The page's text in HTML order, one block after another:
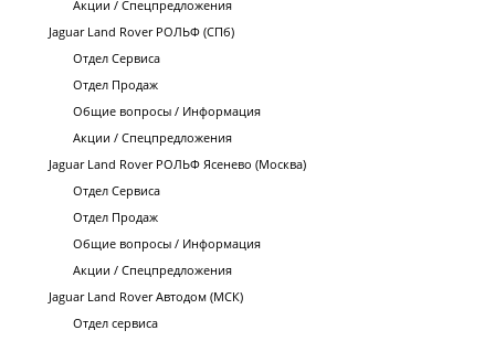
Акции / Спецпредложения
Jaguar Land Rover РОЛЬФ (СПб)
Отдел Сервиса
Отдел Продаж
Общие вопросы / Информация
Акции / Спецпредложения
Jaguar Land Rover РОЛЬФ Ясенево (Москва)
Отдел Сервиса
Отдел Продаж
Общие вопросы / Информация
Акции / Спецпредложения
Jaguar Land Rover Автодом (МСК)
Отдел сервиса